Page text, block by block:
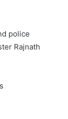
police
Rajnath